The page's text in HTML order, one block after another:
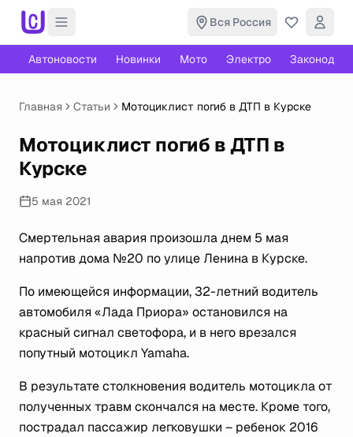
Вся Россия
Автоновости Новинки Мото Электро
Главная Статьи Мотоциклист погиб в ДТП в Курске
Мотоциклист погиб в ДТП в
Курске
5 мая 2021
Смертельная авария произошла днем 5 мая
напротив дома №20 по улице Ленина в Курске.
По имеющейся информации, 32-летний водитель
автомобиля «Лада Приора» остановился на
красный сигнал светофора, и в него врезался
попутный мотоцикл Yamaha.
В результате столкновения водитель мотоцикла от
полученных травм скончался на месте. Кроме того,
пострадал пассажир легковушки – ребенок 2016